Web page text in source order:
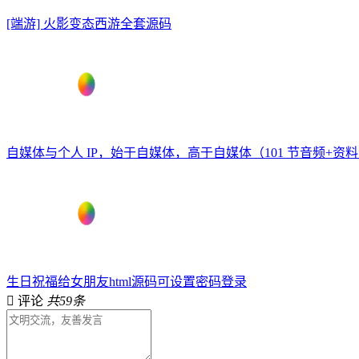
[端游] 火影变态西游全套源码
自媒体与个人 IP，始于自媒体，高于自媒体（101 节音频+资
生日祝福给女朋友html源码可设置密码登录
评论 共59条